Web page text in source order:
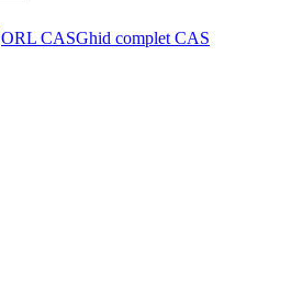
ORL CASGhid complet CAS